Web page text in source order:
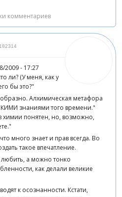
комментариев
2009 - 17:27
ли? (У меня, как у
бы это?"
Алхимическая метафора
знаниями того времени."
химии понятен, но, возможно,
много знает и прав всегда. Во
такое впечатление.
а можно тонко
как делали великие
к осознанности. Кстати,